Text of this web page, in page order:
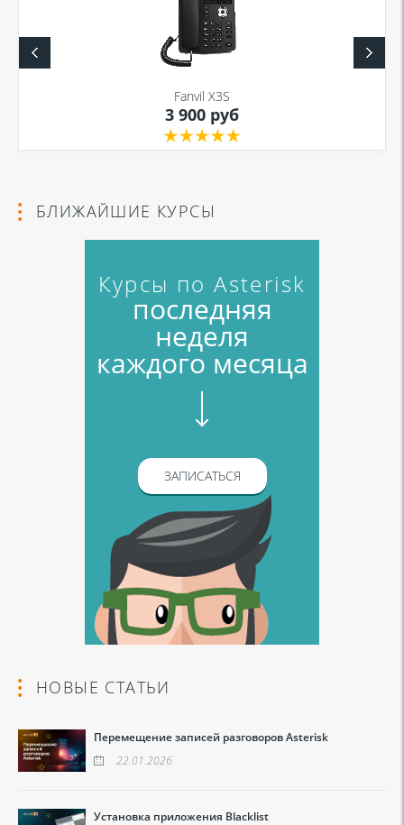
Я даю согласие на обработку моих персональных данных для связи
Политикой в отношении обработки персональных
Политикой конфиденциальности
Я даю согласие на обработку моих персональных данных для связи
Политикой в отношении обработки персональных
Fanvil X3S
3 900 руб
БЛИЖАЙШИЕ КУРСЫ
Курсы по Asterisk
последняя
неделя
каждого месяца
ЗАПИСАТЬСЯ
НОВЫЕ СТАТЬИ
Перемещение записей разговоров Asterisk
22.01.2026
Установка приложения Blacklist